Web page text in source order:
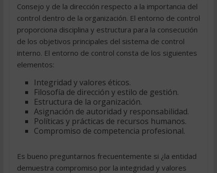
Consejo y de la dirección respecto a la importancia del
control dentro de la organización. El entorno de control
proporciona disciplina y estructura para la consecución
de los objetivos principales del sistema de control
interno. El entorno de control consta de los siguientes
elementos:
Integridad y valores éticos.
Filosofía de dirección y estilo de gestión.
Estructura de la organización.
Asignación de autoridad y responsabilidad.
Políticas y prácticas de recursos humanos.
Compromiso de competencia profesional.
Es bueno preguntarnos frecuentemente si ¿la entidad
demuestra compromiso por la integridad y valores